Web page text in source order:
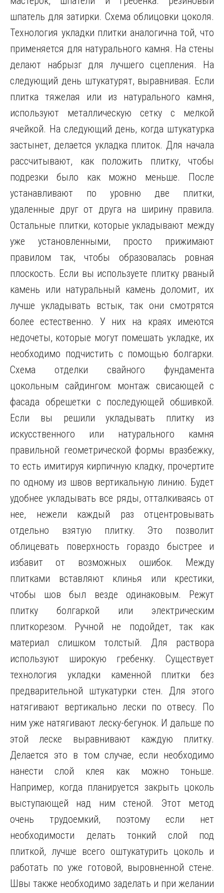
шпатель для затирки. Схема облицовки цоколя.
Технология укладки плитки аналогична той, что
применяется для натурального камня. На стены
делают набрызг для лучшего сцепления. На
следующий день штукатурят, выравнивая. Если
плитка тяжелая или из натурального камня,
используют металлическую сетку с мелкой
ячейкой. На следующий день, когда штукатурка
застынет, делается укладка плиток. Для начала
рассчитывают, как положить плитку, чтобы
подрезки было как можно меньше. После
устанавливают по уровню две плитки,
удаленные друг от друга на ширину правила.
Остальные плитки, которые укладывают между
уже установленными, просто прижимают
правилом так, чтобы образовалась ровная
плоскость. Если вы используете плитку рваный
камень или натуральный камень доломит, их
лучше укладывать встык, так они смотрятся
более естественно. У них на краях имеются
недочеты, которые могут помешать укладке, их
необходимо подчистить с помощью болгарки.
Схема отделки свайного фундамента
цокольным сайдингом: монтаж свисающей с
фасада обрешетки с последующей обшивкой.
Если вы решили укладывать плитку из
искусственного или натурального камня
правильной геометрической формы вразбежку,
то есть имитируя кирпичную кладку, прочертите
по одному из швов вертикальную линию. Будет
удобнее укладывать все ряды, отталкиваясь от
нее, нежели каждый раз отцентровывать
отдельно взятую плитку. Это позволит
облицевать поверхность гораздо быстрее и
избавит от возможных ошибок. Между
плитками вставляют клинья или крестики,
чтобы шов был везде одинаковым. Режут
плитку болгаркой или электрическим
плиткорезом. Ручной не подойдет, так как
материал слишком толстый. Для раствора
используют широкую гребенку. Существует
технология укладки каменной плитки без
предварительной штукатурки стен. Для этого
натягивают вертикально лески по отвесу. По
ним уже натягивают леску-бегунок. И дальше по
этой леске выравнивают каждую плитку.
Делается это в том случае, если необходимо
нанести слой клея как можно тоньше.
Например, когда планируется закрыть цоколь
выступающей над ним стеной. Этот метод
очень трудоемкий, поэтому если нет
необходимости делать тонкий слой под
плиткой, лучше всего оштукатурить цоколь и
работать по уже готовой, выровненной стене.
Швы также необходимо заделать и при желании